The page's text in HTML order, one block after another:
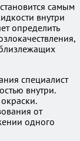
самым
внутри
определить
специалист
внутри.
от
одного